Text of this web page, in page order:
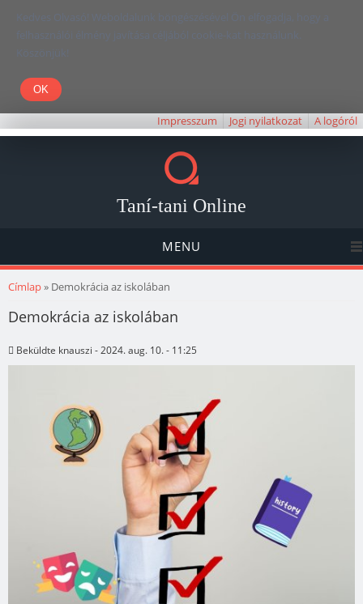
Kedves Olvasó! Weboldalunk böngészésével Ön elfogadja, hogy a
felhasználói élmény javítása céljából cookie-kat használunk.
Köszönjük!
Impresszum Jogi nyilatkozat A logóról
Taní-tani Online
MENU
Jelenlegi hely
Címlap» Demokrácia az iskolában
Demokrácia az iskolában
Beküldte knauszi - 2024. aug. 10. - 11:25